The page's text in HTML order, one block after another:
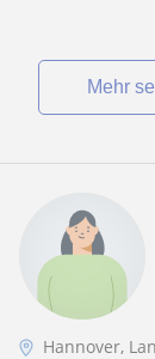
Mehr
Hannover,